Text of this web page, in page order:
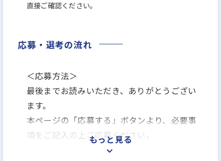
直接ご確認ください。
応募・選考の流れ
＜応募方法＞
最後までお読みいただき、ありがとうござい
ます。
本ページの「応募する」ボタンより、必要事
項をご記入の上ご応募ください。
もっと見る